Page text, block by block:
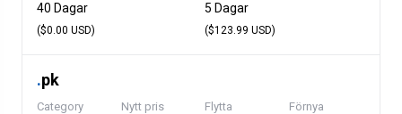
40 Dagar
($0.00 USD)
5 Dagar
($123.99 USD)
.pk
Category Nytt pris Flytta Förnya